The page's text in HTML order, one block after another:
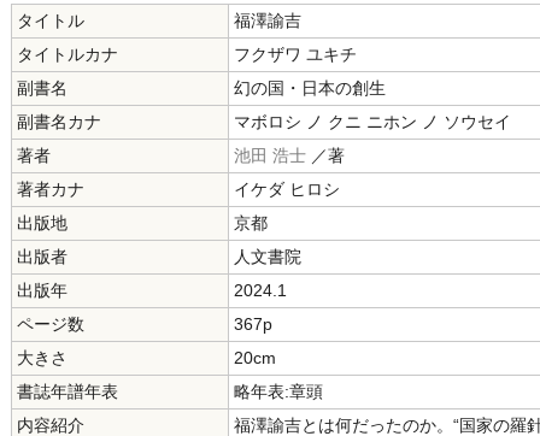
タイトル
福澤諭吉
タイトルカナ
フクザワ ユキチ
副書名
幻の国・日本の創生
副書名カナ
マボロシ ノ クニ ニホン ノ ソウセイ
著者
池田 浩士 ／著
著者カナ
イケダ ヒロシ
出版地
京都
出版者
人文書院
出版年
2024.1
ページ数
367p
大きさ
20cm
書誌年譜年表
略年表:章頭
内容紹介
福澤諭吉とは何だったのか。“国家の羅